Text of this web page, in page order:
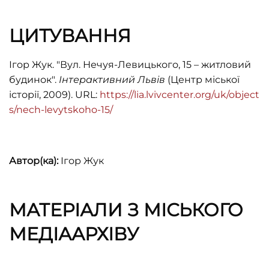
ЦИТУВАННЯ
Ігор Жук. "Вул. Нечуя-Левицького, 15 – житловий
будинок". Інтерактивний Львів (Центр міської
історії, 2009). URL: https://lia.lvivcenter.org/uk/object
s/nech-levytskoho-15/
Автор(ка):Ігор Жук
МАТЕРІАЛИ З МІСЬКОГО
МЕДІААРХІВУ